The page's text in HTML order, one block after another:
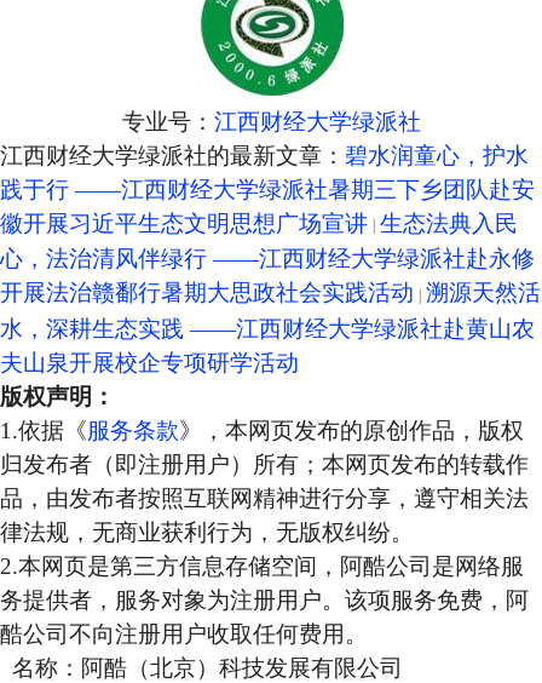
专业号： 江西财经大学绿派社
江西财经大学绿派社的最新文章： 碧水润童心，护水
践于行 ——江西财经大学绿派社暑期三下乡团队赴安
徽开展习近平生态文明思想广场宣讲 生态法典入民
心，法治清风伴绿行 ——江西财经大学绿派社赴永修
开展法治赣鄱行暑期大思政社会实践活动 溯源天然活
水，深耕生态实践 ——江西财经大学绿派社赴黄山农
夫山泉开展校企专项研学活动
版权声明：
1.依据《服务条款》，本网页发布的原创作品，版权
归发布者（即注册用户）所有；本网页发布的转载作
品，由发布者按照互联网精神进行分享，遵守相关法
律法规，无商业获利行为，无版权纠纷。
2.本网页是第三方信息存储空间，阿酷公司是网络服
务提供者，服务对象为注册用户。该项服务免费，阿
酷公司不向注册用户收取任何费用。
名称：阿酷（北京）科技发展有限公司